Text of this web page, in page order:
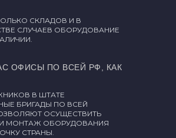
В ШТАТЕ
БРИГАДЫ ПО ВСЕЙ
ОСУЩЕСТВИТЬ
МОНТАЖ ОБОРУДОВАНИЯ
СТРАНЫ.
ОФИСЫ ПО ВСЕЙ РФ, КАК
СКЛАДОВ И В
СЛУЧАЕВ ОБОРУДОВАНИЕ